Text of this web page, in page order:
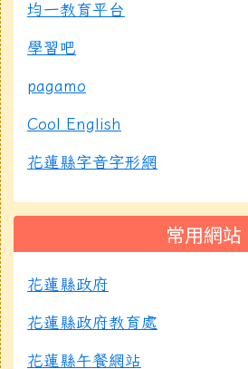
均一教育平台
學習吧
pagamo
Cool English
花蓮縣字音字形網
常用網站
花蓮縣政府
花蓮縣政府教育處
花蓮縣午餐網站